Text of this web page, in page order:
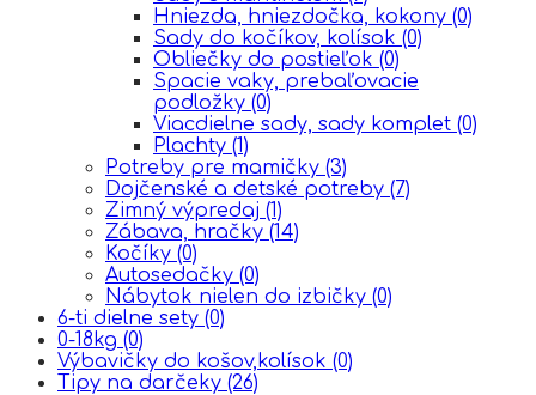
Hniezda, hniezdočka, kokony (0)
Sady do kočíkov, kolísok (0)
Obliečky do postieľok (0)
Spacie vaky, prebaľovacie
podložky (0)
Viacdielne sady, sady komplet (0)
Plachty (1)
Potreby pre mamičky (3)
Dojčenské a detské potreby (7)
Zimný výpredaj (1)
Zábava, hračky (14)
Kočíky (0)
Autosedačky (0)
Nábytok nielen do izbičky (0)
6-ti dielne sety (0)
0-18kg (0)
Výbavičky do košov,kolísok (0)
Tipy na darčeky (26)